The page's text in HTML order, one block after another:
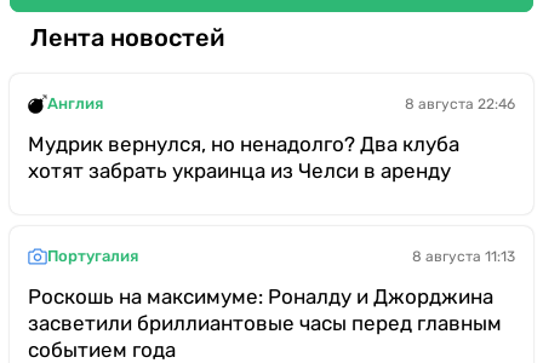
Лента новостей
Англия 8 августа 22:46
Мудрик вернулся, но ненадолго? Два клуба
хотят забрать украинца из Челси в аренду
Португалия 8 августа 11:13
Роскошь на максимуме: Роналду и Джорджина
засветили бриллиантовые часы перед главным
событием года